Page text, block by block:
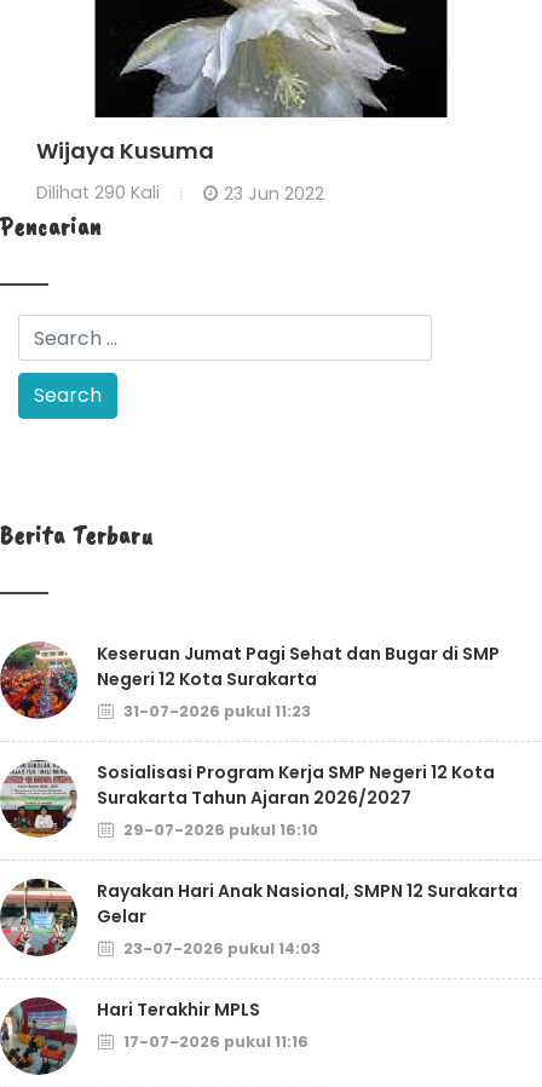
Wijaya Kusuma
Dilihat 290 Kali 23 Jun 2022
Pencarian
Berita Terbaru
Keseruan Jumat Pagi Sehat dan Bugar di SMP
Negeri 12 Kota Surakarta
31-07-2026 pukul 11:23
Sosialisasi Program Kerja SMP Negeri 12 Kota
Surakarta Tahun Ajaran 2026/2027
29-07-2026 pukul 16:10
Rayakan Hari Anak Nasional, SMPN 12 Surakarta
Gelar
23-07-2026 pukul 14:03
Hari Terakhir MPLS
17-07-2026 pukul 11:16